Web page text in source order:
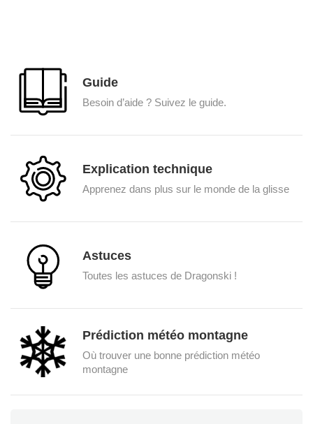
Guide
Besoin d’aide ? Suivez le guide.
Explication technique
Apprenez dans plus sur le monde de la glisse
Astuces
Toutes les astuces de Dragonski !
Prédiction météo montagne
Où trouver une bonne prédiction météo
montagne